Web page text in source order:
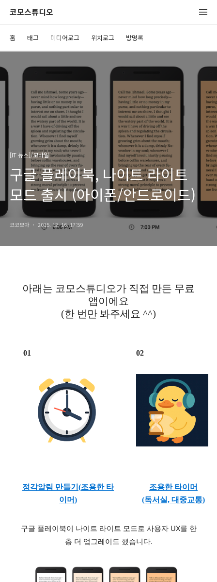
코모스튜디오
홈 태그 미디어로그 위치로그 방명록
[IT 뉴스]/모바일
구글 플레이북, 나이트 라이트
모드 출시 (아이폰/안드로이드)
코코모아 2015. 12. 16. 17:59
아래는 코모스튜디오가 직접 만든 무료
앱이에요
(한 번만 봐주세요 ^^)
01 02
정각알림 만들기(조용한 타
이머)
조용한 타이머
(독서실, 대중교통)
구글 플레이북이 나이트 라이트 모드로 사용자 UX를 한
층 더 업그레이드 했습니다.